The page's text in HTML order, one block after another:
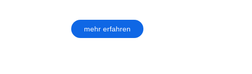
mehr erfahren